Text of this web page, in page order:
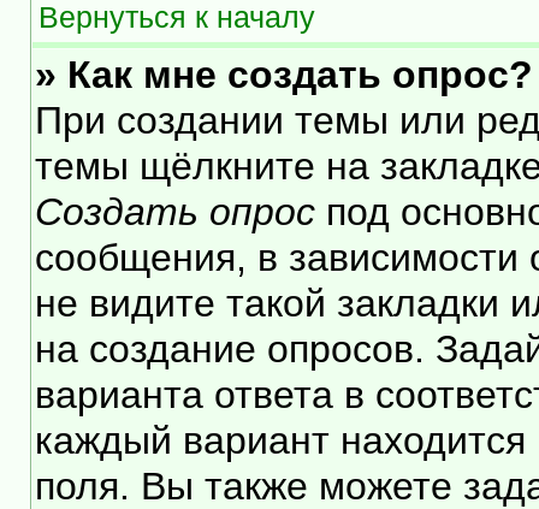
Вернуться к началу
» Как мне создать опрос?
При создании темы или
темы щёлкните на
Создать опрос под
сообщения, в зависимости
не видите такой
на создание опросов.
варианта ответа в
каждый вариант находится
поля. Вы также можете